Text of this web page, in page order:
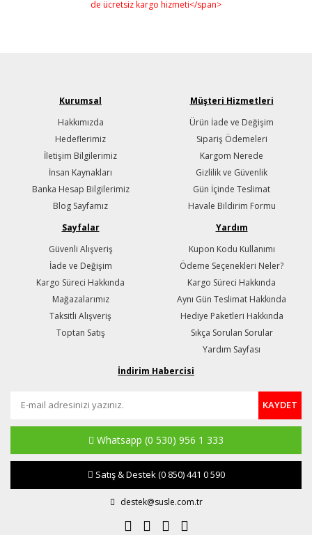
Kurumsal
Hakkımızda
Hedeflerimiz
İletişim Bilgilerimiz
İnsan Kaynakları
Banka Hesap Bilgilerimiz
Blog Sayfamız
Müşteri Hizmetleri
Ürün İade ve Değişim
Sipariş Ödemeleri
Kargom Nerede
Gizlilik ve Güvenlik
Gün İçinde Teslimat
Havale Bildirim Formu
Sayfalar
Güvenli Alışveriş
İade ve Değişim
Kargo Süreci Hakkında
Mağazalarımız
Taksitli Alışveriş
Toptan Satış
Yardım
Kupon Kodu Kullanımı
Ödeme Seçenekleri Neler?
Kargo Süreci Hakkında
Aynı Gün Teslimat Hakkında
Hediye Paketleri Hakkında
Sıkça Sorulan Sorular
Yardım Sayfası
İndirim Habercisi
KAYDET
Whatsapp (0 530) 956 1 333
Satış & Destek(0 850) 441 0 590
destek@susle.com.tr